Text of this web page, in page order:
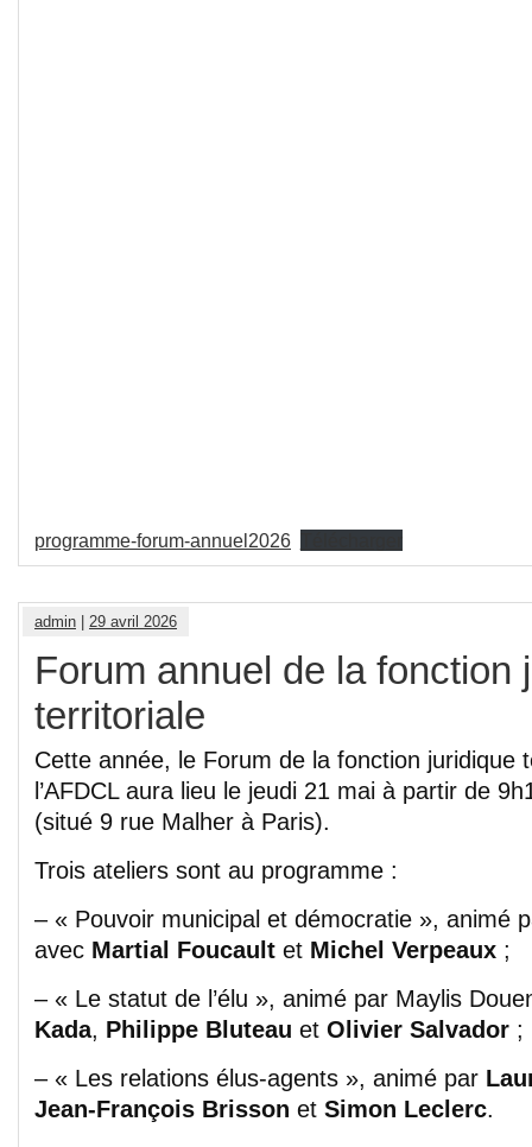
programme-forum-annuel2026
admin 29 avril 2026
Forum annuel de la fonction
territoriale
Cette année, le Forum de la fonction juridique
l’AFDCL aura lieu le jeudi 21 mai à partir de
(situé 9 rue Malher à Paris).
Trois ateliers sont au programme :
– « Pouvoir municipal et démocratie », animé
avec Martial Foucault et Michel Verpeaux ;
– « Le statut de l’élu », animé par Maylis
Kada, Philippe Bluteau et Olivier Salvador ;
– « Les relations élus-agents », animé par
Jean-François Brisson et Simon Leclerc.